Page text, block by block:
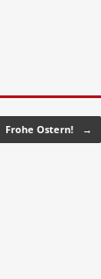
Frohe Ostern! →